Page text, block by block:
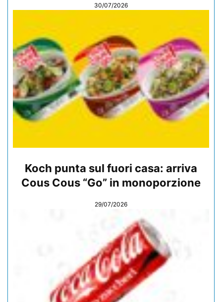
30/07/2026
Koch punta sul fuori casa: arriva
Cous Cous “Go” in monoporzione
29/07/2026